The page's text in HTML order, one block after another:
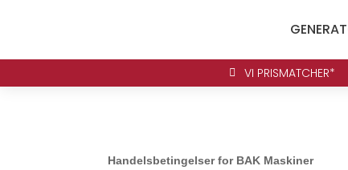
 VI PRISMATCHER*
Handelsbetingelser for BAK Maskiner